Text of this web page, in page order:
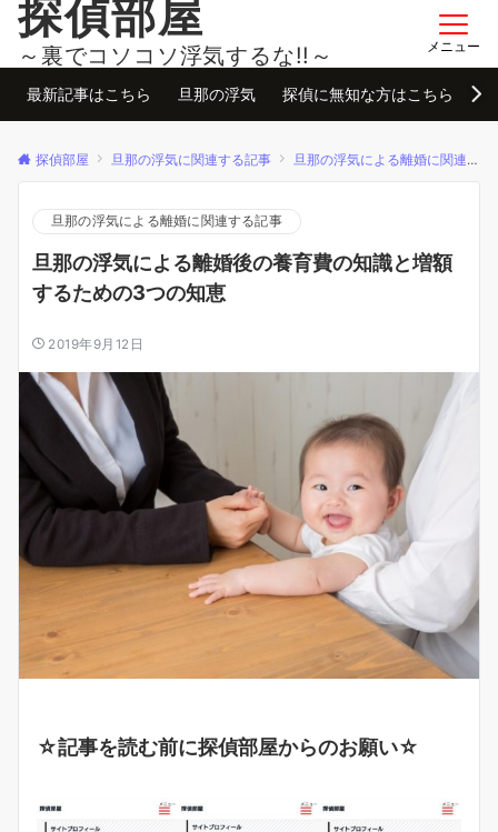
探偵部屋
～裏でコソコソ浮気するな!!～ メニュー
最新記事はこちら 旦那の浮気 探偵に無知な方はこちら
探偵部屋 旦那の浮気に関連する記事 旦那の浮気による離婚に関連する記事
旦那の浮気による離婚に関連する記事
旦那の浮気による離婚後の養育費の知識と増額
するための3つの知恵
2019年9月12日
☆記事を読む前に探偵部屋からのお願い☆